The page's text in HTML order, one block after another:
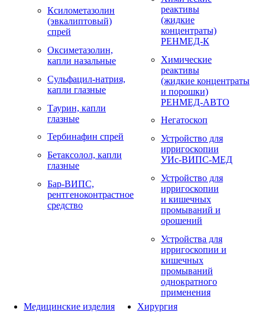
Ксилометазолин
(эвкалиптовый)
спрей
Оксиметазолин,
капли назальные
Сульфацил-натрия,
капли глазные
Таурин, капли
глазные
Тербинафин спрей
Бетаксолол, капли
глазные
Бар-ВИПС,
рентгеноконтрастное
средство
реактивы
(жидкие
концентраты)
РЕНМЕД-К
Химические
реактивы
(жидкие концентраты
и порошки)
РЕНМЕД-АВТО
Негатоскоп
Устройство для
ирригоскопии
УИс-ВИПС-МЕД
Устройство для
ирригоскопии
и кишечных
промываний и
орошений
Устройства для
ирригоскопии и
кишечных
промываний
однократного
применения
Медицинские изделия
Хирургия